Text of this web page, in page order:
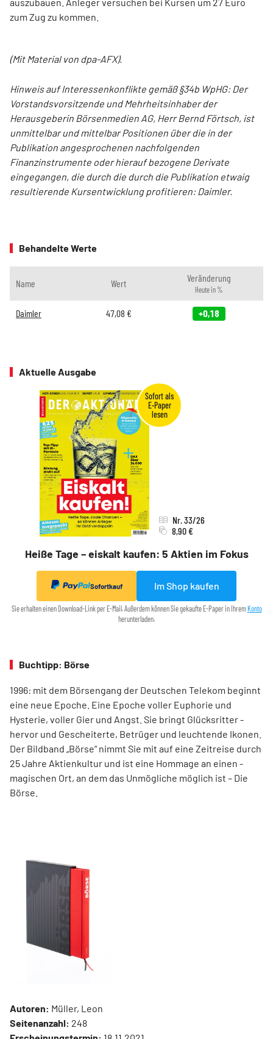
zum Zug zu kommen.
(Mit Material von dpa-AFX).
Hinweis auf Interessenkonflikte gemäß §34b WpHG: Der
Vorstandsvorsitzende und Mehrheitsinhaber der
Herausgeberin Börsenmedien AG, Herr Bernd Förtsch, ist
unmittelbar und mittelbar Positionen über die in der
Publikation angesprochenen nachfolgenden
Finanzinstrumente oder hierauf bezogene Derivate
eingegangen, die durch die durch die Publikation etwaig
resultierende Kursentwicklung profitieren: Daimler.
Behandelte Werte
Name Wert Veränderung
Heute in %
Daimler 47,08 € +0,18
Aktuelle Ausgabe
Heiße Tage – eiskalt kaufen: 5 Aktien im Fokus
Nr. 33/26
8,90 €
Sofortkauf Im Shop kaufen
Sie erhalten einen Download-Link per E-Mail. Außerdem können Sie gekaufte E-Paper in Ihrem Konto
herunterladen.
Buchtipp: Börse
1996: mit dem ­Börsen­­gang der Deutschen Telekom ­beginnt
eine neue ­Epoche. Eine Epoche voller ­Euphorie und
Hysterie, ­voller Gier und Angst. Sie bringt Glücksritter ­
hervor und ­Gescheiterte, ­Betrüger und leuchtende Ikonen.
Der Bildband ­„Börse“ nimmt Sie mit auf eine Zeit­reise durch
25 Jahre Aktienkultur und ist eine Hommage an ­einen ­
magischen Ort, an dem das Unmögliche ­möglich ist – Die
Börse.
Autoren: Müller, Leon
Seitenanzahl: 248